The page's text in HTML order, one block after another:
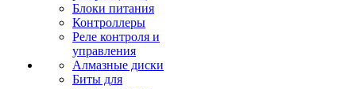
Блоки питания
Контроллеры
Реле контроля и
управления
Алмазные диски
Биты для